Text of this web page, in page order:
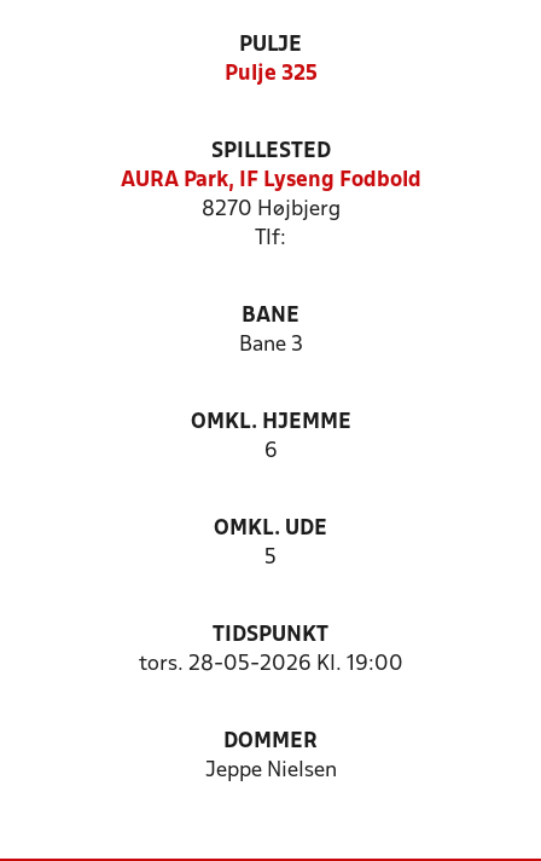
PULJE
Pulje 325
SPILLESTED
AURA Park, IF Lyseng Fodbold
8270 Højbjerg
Tlf:
BANE
Bane 3
OMKL. HJEMME
6
OMKL. UDE
5
TIDSPUNKT
tors. 28-05-2026 Kl. 19:00
DOMMER
Jeppe Nielsen